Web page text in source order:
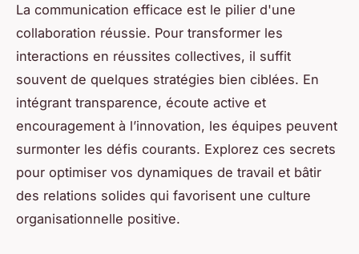
La communication efficace est le pilier d'une
collaboration réussie. Pour transformer les
interactions en réussites collectives, il suffit
souvent de quelques stratégies bien ciblées. En
intégrant transparence, écoute active et
encouragement à l’innovation, les équipes peuvent
surmonter les défis courants. Explorez ces secrets
pour optimiser vos dynamiques de travail et bâtir
des relations solides qui favorisent une culture
organisationnelle positive.